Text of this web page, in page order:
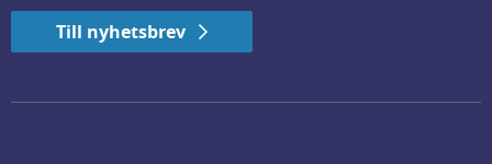
Till nyhetsbrev